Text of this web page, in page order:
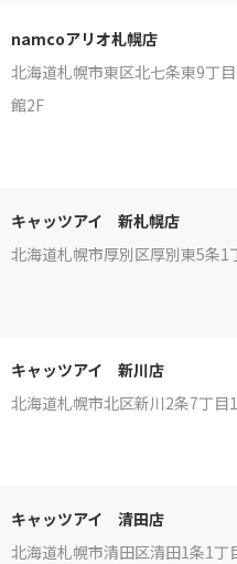
namcoアリオ札幌店
北海道札幌市東区北七条東9丁
館2F
キャッツアイ 新札幌店
北海道札幌市厚別区厚別東5条1
キャッツアイ 新川店
北海道札幌市北区新川2条7丁目
キャッツアイ 清田店
北海道札幌市清田区清田1条1丁